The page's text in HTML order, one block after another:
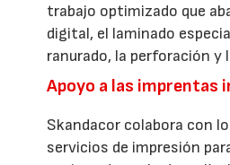
trabajo optimizado que
digital, el laminado
ranurado, la perforación y
Apoyo a las imprentas
Skandacor colabora con
servicios de impresión